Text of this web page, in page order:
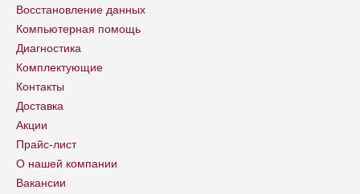
Восстановление данных
Компьютерная помощь
Диагностика
Комплектующие
Контакты
Доставка
Акции
Прайс-лист
О нашей компании
Вакансии